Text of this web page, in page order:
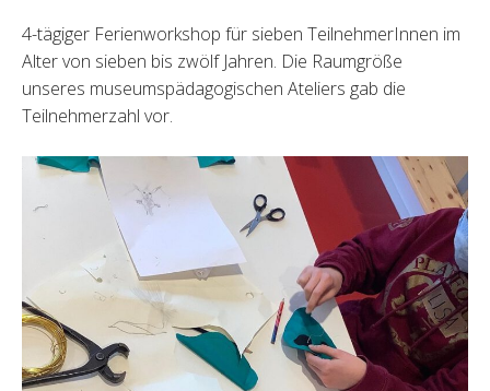
4-tägiger Ferienworkshop für sieben TeilnehmerInnen im
Alter von sieben bis zwölf Jahren. Die Raumgröße
unseres museumspädagogischen Ateliers gab die
Teilnehmerzahl vor.